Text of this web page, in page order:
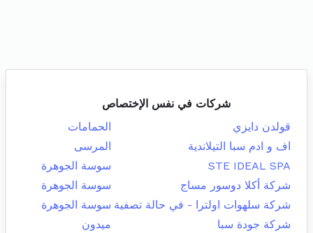
شركات في نفس الإختصاص
قولدن دايزي
الحمامات
اف و ادم سبا التيلاندية
المرسى
STE IDEAL SPA
سوسة الجوهرة
شركة أكلا دوسور مساج
سوسة الجوهرة
شركة سلهوات اولترا - في حالة تصفية سوسة الجوهرة
شركة جودة سبا
ميدون